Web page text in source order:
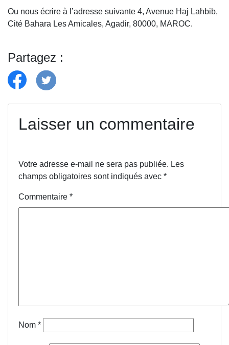
Ou nous écrire à l’adresse suivante 4, Avenue Haj Lahbib,
Cité Bahara Les Amicales, Agadir, 80000, MAROC.
Partagez :
Laisser un commentaire
Votre adresse e-mail ne sera pas publiée. Les
champs obligatoires sont indiqués avec *
Commentaire *
Nom *